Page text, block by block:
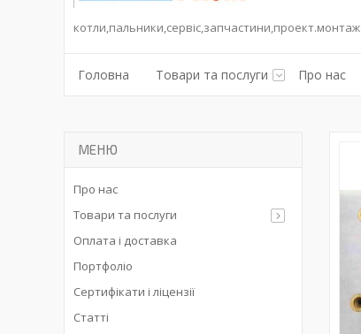
котли,пальники,сервіс,запчастини,проект.монтаж
Головна Товари та послуги Про нас
Про нас
Товари та послуги
Оплата і доставка
Портфоліо
Сертифікати і ліцензії
Статті